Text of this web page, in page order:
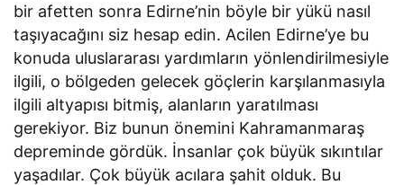
bir afetten sonra Edirne’nin böyle bir yükü nasıl
taşıyacağını siz hesap edin. Acilen Edirne’ye bu
konuda uluslararası yardımların yönlendirilmesiyle
ilgili, o bölgeden gelecek göçlerin karşılanmasıyla
ilgili altyapısı bitmiş, alanların yaratılması
gerekiyor. Biz bunun önemini Kahramanmaraş
depreminde gördük. İnsanlar çok büyük sıkıntılar
yaşadılar. Çok büyük acılara şahit olduk. Bu